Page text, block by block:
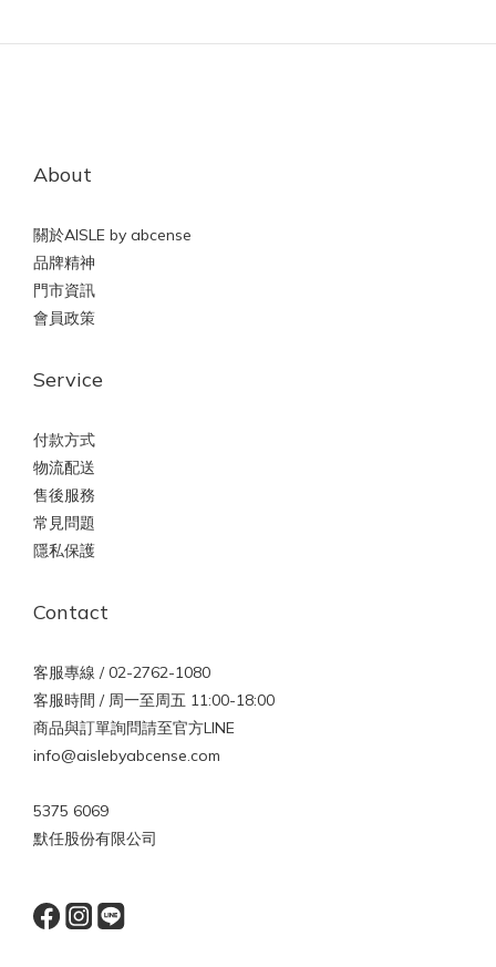
About
關於AISLE by abcense
品牌精神
門市資訊
會員政策
Service
付款方式
物流配送
售後服務
常見問題
隱私保護
Contact
客服專線 / 02-2762-1080
客服時間 / 周一至周五 11:00-18:00
商品與訂單詢問請至官方LINE
info@aislebyabcense.com
5375 6069
默任股份有限公司